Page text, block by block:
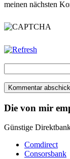
meinen nächsten
Die von mir
Günstige
Comdirect
Consorsbank